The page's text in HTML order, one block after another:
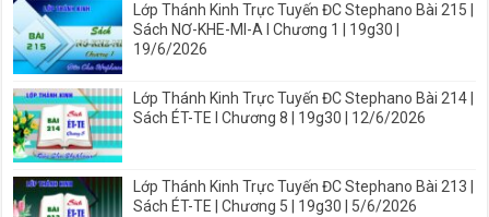
Lớp Thánh Kinh Trực Tuyến ĐC Stephano Bài 215 |
Sách NƠ-KHE-MI-A I Chương 1 | 19g30 |
19/6/2026
Lớp Thánh Kinh Trực Tuyến ĐC Stephano Bài 214 |
Sách ÉT-TE I Chương 8 | 19g30 | 12/6/2026
Lớp Thánh Kinh Trực Tuyến ĐC Stephano Bài 213 |
Sách ÉT-TE | Chương 5 | 19g30 | 5/6/2026